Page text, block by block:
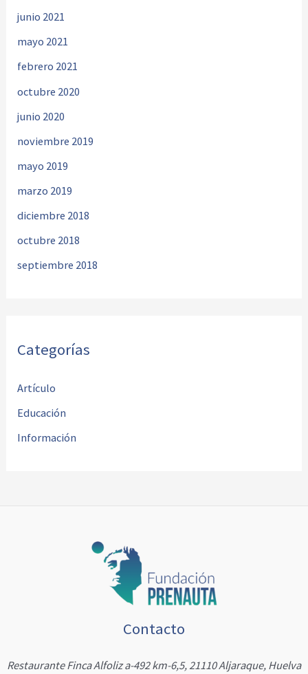
junio 2021
mayo 2021
febrero 2021
octubre 2020
junio 2020
noviembre 2019
mayo 2019
marzo 2019
diciembre 2018
octubre 2018
septiembre 2018
Categorías
Artículo
Educación
Información
Contacto
Restaurante Finca Alfoliz a-492 km-6,5, 21110 Aljaraque, Huelva